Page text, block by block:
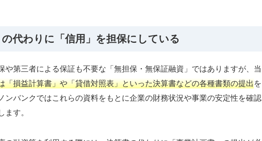
代わりに「信用」を担保にしている
や第三者による保証も不要な「無担保・無保証融資」ではありますが、当
「損益計算書」や「貸借対照表」といった決算書などの各種書類の提出を
ンバンクではこれらの資料をもとに企業の財務状況や事業の安定性を確認
す。